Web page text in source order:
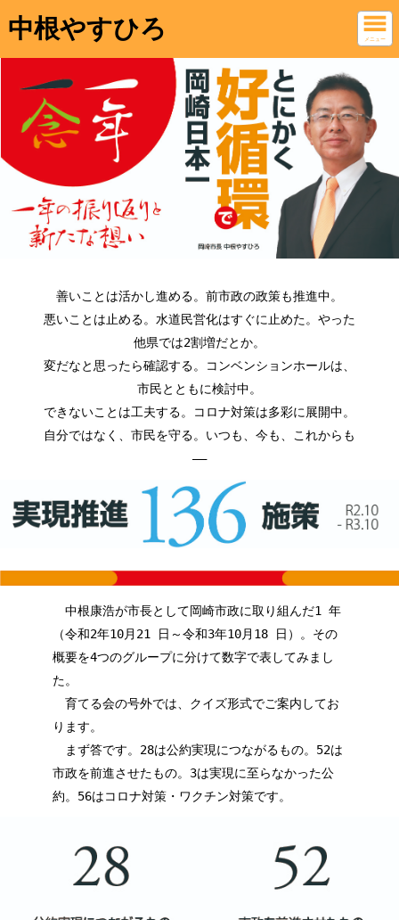
中根やすひろ メニュー
善いことは活かし進める。前市政の政策も推進中。
悪いことは止める。水道民営化はすぐに止めた。やった
他県では2割増だとか。
変だなと思ったら確認する。コンベンションホールは、
市民とともに検討中。
できないことは工夫する。コロナ対策は多彩に展開中。
自分ではなく、市民を守る。いつも、今も、これからも
——
中根康浩が市長として岡崎市政に取り組んだ1 年
（令和2年10月21 日～令和3年10月18 日）。その
概要を4つのグループに分けて数字で表してみまし
た。
育てる会の号外では、クイズ形式でご案内してお
ります。
まず答です。28は公約実現につながるもの。52は
市政を前進させたもの。3は実現に至らなかった公
約。56はコロナ対策・ワクチン対策です。